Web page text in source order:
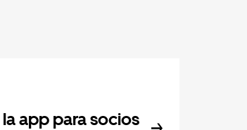
app para socios